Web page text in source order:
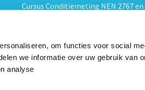
om functies voor social
we informatie over uw gebruik van
analyse
Cursus Conditiemeting NEN 2767 en
Cursus EP-W Basis Woningen
Opleiding Professioneel VvE-beheer
Opleiding Projectleider Vastgoed